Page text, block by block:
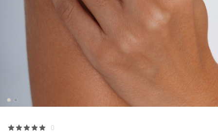
0